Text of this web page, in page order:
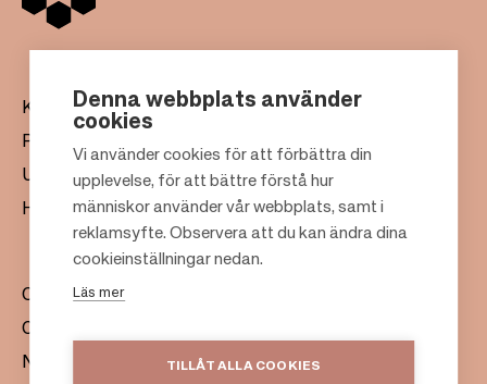
o
t
Köpcentrum
Presentkort
Uthyrning
Hållbarhet
Om oss
Citylife
Nyhetsrum
Denna webbplats använder
cookies
Vi använder cookies för att förbättra din
upplevelse, för att bättre förstå hur
människor använder vår webbplats, samt i
reklamsyfte. Observera att du kan ändra dina
cookieinställningar nedan.
Läs mer
TILLÅT ALLA COOKIES